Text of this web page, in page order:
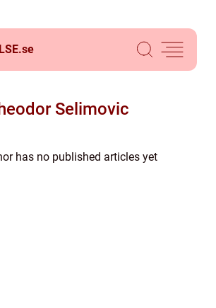
se
Selimovic
has no published articles yet